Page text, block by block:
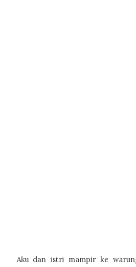
Aku dan istri mampir ke